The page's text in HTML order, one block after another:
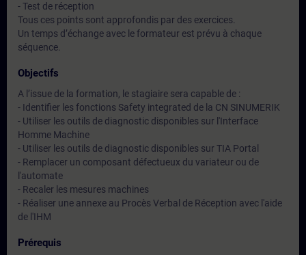
- Test de réception
Tous ces points sont approfondis par des exercices.
Un temps d’échange avec le formateur est prévu à chaque
séquence.
Objectifs
A l’issue de la formation, le stagiaire sera capable de :
- Identifier les fonctions Safety integrated de la CN SINUMERIK
- Utiliser les outils de diagnostic disponibles sur l'Interface
Homme Machine
- Utiliser les outils de diagnostic disponibles sur TIA Portal
- Remplacer un composant défectueux du variateur ou de
l'automate
- Recaler les mesures machines
- Réaliser une annexe au Procès Verbal de Réception avec l'aide
de l'IHM
Prérequis